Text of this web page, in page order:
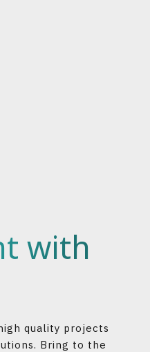
with
quality projects
Bring to the